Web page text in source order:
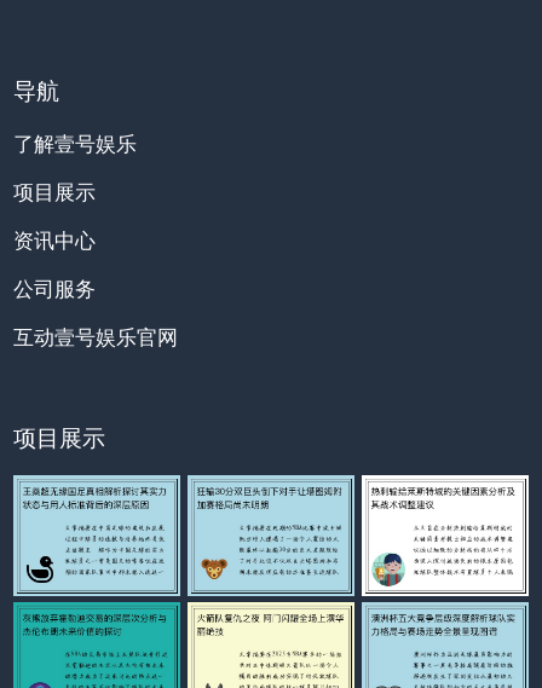
导航
了解壹号娱乐
项目展示
资讯中心
公司服务
互动壹号娱乐官网
项目展示